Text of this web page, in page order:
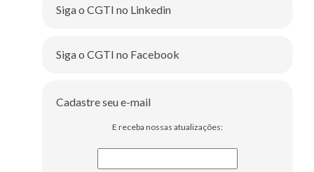
Siga o CGTI no Linkedin
Siga o CGTI no Facebook
Cadastre seu e-mail
E receba nossas atualizações: